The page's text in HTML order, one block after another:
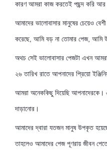
কারণ আমরা কাজ করতেই পছন্দ করি আর
আমাদের ভালোবাসার মানুষের চেয়েও
করেছে, আমি বড় না তোমার পেজ, আমি
অথচ সেই ভালোবাসার পেজটা এখন আমরা
২৬ তারিখ রাতে আপনাদের প্রিয়ো
আমরা অনেককিছু দিয়েছি
দাড়ানোর।
আমাদের দ্বারা যতজন মানুষ উপকৃত
তাহলেও আমাদের পেজ পূণরায় জীবন